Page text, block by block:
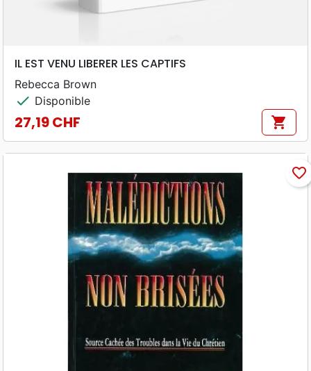
IL EST VENU LIBERER LES CAPTIFS
Rebecca Brown
check Disponible
Prix
27,19 CHF shopping_cart
favorite_border